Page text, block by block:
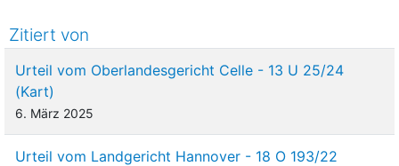
Zitiert von
Urteil vom Oberlandesgericht Celle - 13 U 25/24
(Kart)
6. März 2025
Urteil vom Landgericht Hannover - 18 O 193/22